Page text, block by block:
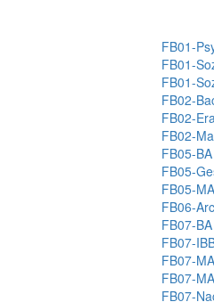
FB01-
FB01-
FB01-
FB02-
FB02-
FB02-
FB05-
FB05-
FB05-
FB06-
FB07-
FB07-
FB07-
FB07-
FB07-